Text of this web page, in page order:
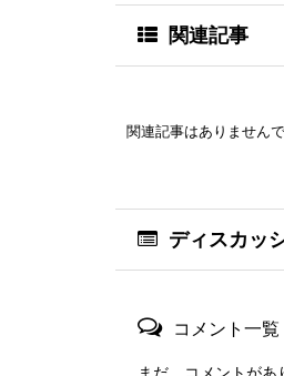
関連記事
関連記事はありません
ディスカッ
コメント一覧